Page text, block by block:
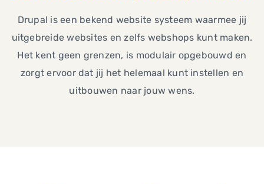
Drupal is een bekend website systeem waarmee jij
uitgebreide websites en zelfs webshops kunt maken.
Het kent geen grenzen, is modulair opgebouwd en
zorgt ervoor dat jij het helemaal kunt instellen en
uitbouwen naar jouw wens.